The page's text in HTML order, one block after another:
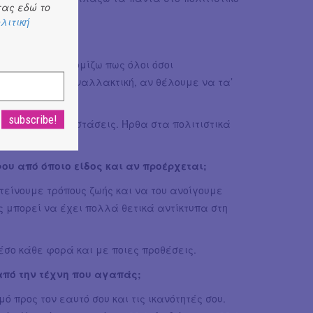
και μετά νομίζω πως όλοι όσοι
υπάρχει εναλλακτική, αν θέλουμε να τα’
και παραστάσεις. Ήρθα στα πολιτιστικά
από όποιο είδος και αν προέρχεται;
τρόπους ζωής και να του ανοίγουμε
μπορεί να έχει πολλά θετικά αντίκτυπα στη
κάθε φορά και με ποιες προθέσεις.
την τέχνη που αγαπάς;
τον εαυτό σου και τις ικανότητές σου.
εδώ το